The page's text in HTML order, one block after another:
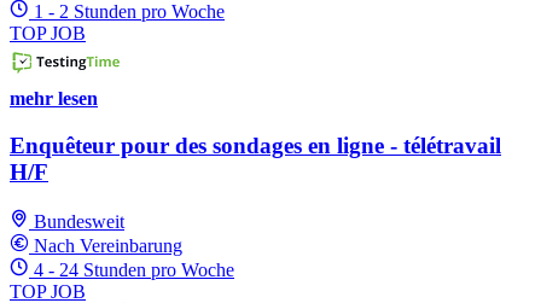
1 - 2 Stunden pro Woche
TOP JOB
mehr lesen
Enquêteur pour des sondages en ligne - télétravail
H/F
Bundesweit
Nach Vereinbarung
4 - 24 Stunden pro Woche
TOP JOB